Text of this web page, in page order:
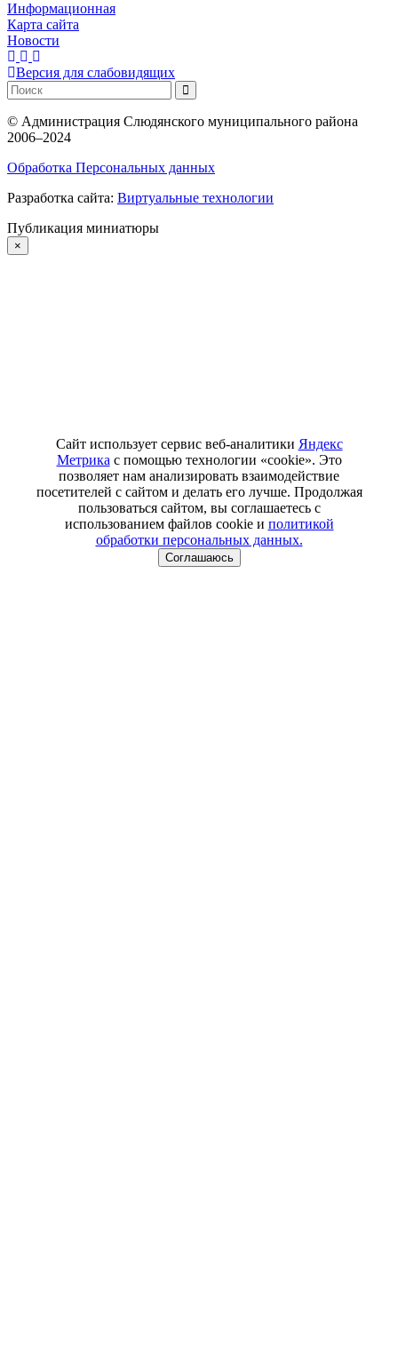
Информационная
Карта сайта
Новости
Версия для слабовидящих
© Администрация Слюдянского муниципального района
2006–2024
Обработка Персональных данных
Разработка сайта: Виртуальные технологии
Публикация миниатюры
×
Сайт использует сервис веб-аналитики Яндекс
Метрика с помощью технологии «cookie». Это
позволяет нам анализировать взаимодействие
посетителей с сайтом и делать его лучше. Продолжая
пользоваться сайтом, вы соглашаетесь с
использованием файлов cookie и политикой
обработки персональных данных.
Соглашаюсь